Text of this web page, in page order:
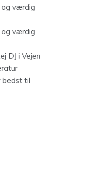
og værdig
og værdig
DJ i Vejen
bedst til